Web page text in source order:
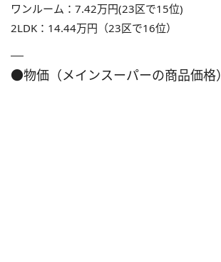
ワンルーム：7.42万円(23区で15位)
2LDK：14.44万円（23区で16位）
●物価（メインスーパーの商品価格）